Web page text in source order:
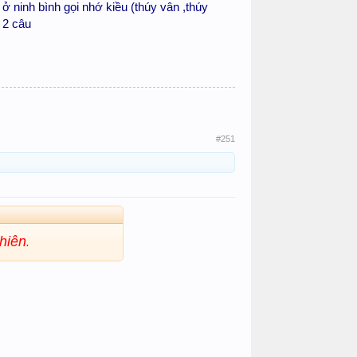
ninh bình gọi nhớ kiều (thúy vân ,thúy
câu
#251
.